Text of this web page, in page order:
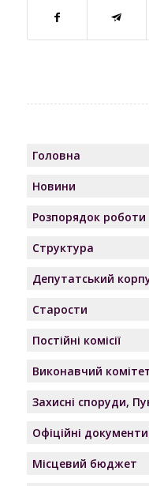
Головна
Новини
Розпорядок роботи
Структура
Депутатський
Старости
Постійні комісії
Виконавчий
Захисні споруди,
Офіційні документи
Місцевий бюджет